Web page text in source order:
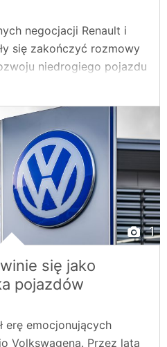
negocjacji Renault i
się zakończyć rozmowy
niedrogiego pojazdu
1
się jako
pojazdów
erę emocjonujących
Volkswagena. Przez lata